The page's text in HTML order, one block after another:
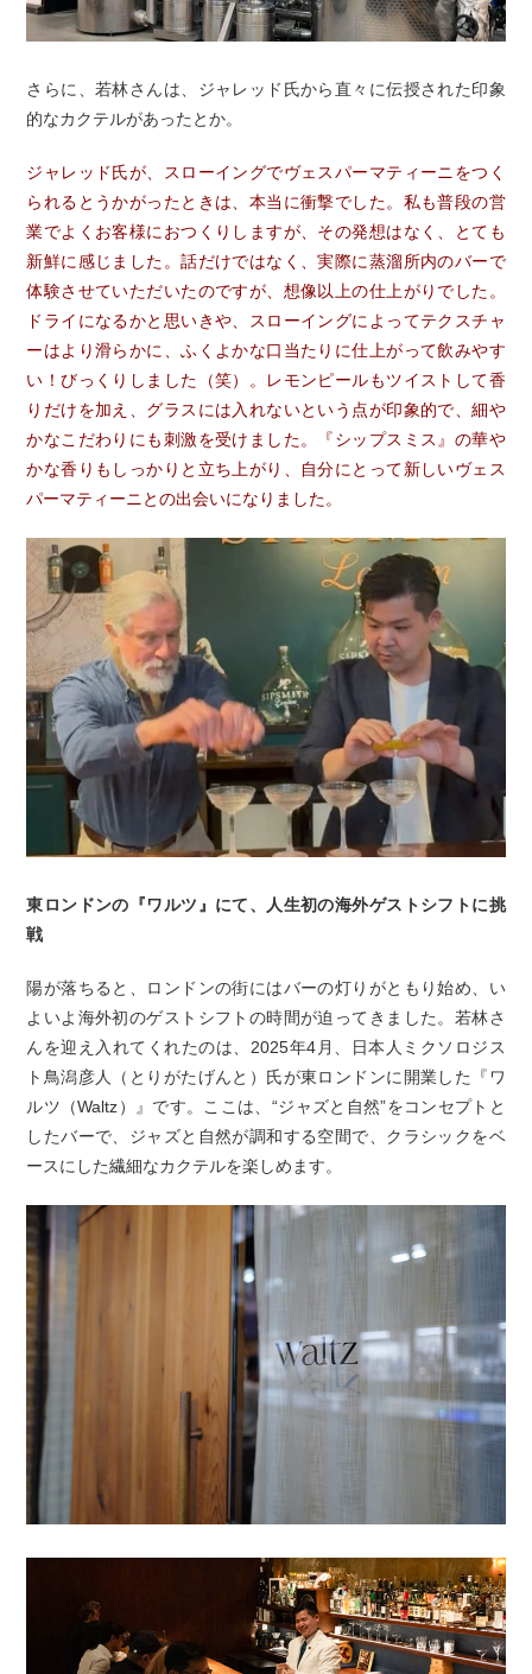
さらに、若林さんは、ジャレッド氏から直々に伝授された印象
的なカクテルがあったとか。
ジャレッド氏が、スローイングでヴェスパーマティーニをつく
られるとうかがったときは、本当に衝撃でした。私も普段の営
業でよくお客様におつくりしますが、その発想はなく、とても
新鮮に感じました。話だけではなく、実際に蒸溜所内のバーで
体験させていただいたのですが、想像以上の仕上がりでした。
ドライになるかと思いきや、スローイングによってテクスチャ
ーはより滑らかに、ふくよかな口当たりに仕上がって飲みやす
い！びっくりしました（笑）。レモンピールもツイストして香
りだけを加え、グラスには入れないという点が印象的で、細や
かなこだわりにも刺激を受けました。『シップスミス』の華や
かな香りもしっかりと立ち上がり、自分にとって新しいヴェス
パーマティーニとの出会いになりました。
東ロンドンの『ワルツ』にて、人生初の海外ゲストシフトに挑
戦
陽が落ちると、ロンドンの街にはバーの灯りがともり始め、い
よいよ海外初のゲストシフトの時間が迫ってきました。若林さ
んを迎え入れてくれたのは、2025年4月、日本人ミクソロジス
ト鳥潟彦人（とりがたげんと）氏が東ロンドンに開業した『ワ
ルツ（Waltz）』です。ここは、“ジャズと自然”をコンセプトと
したバーで、ジャズと自然が調和する空間で、クラシックをベ
ースにした繊細なカクテルを楽しめます。